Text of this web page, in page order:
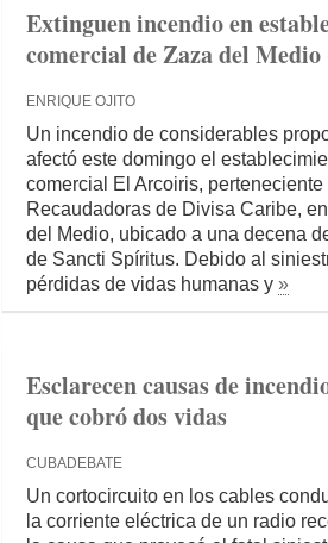
Extinguen incendio en
comercial de Zaza del
ENRIQUE OJITO
Un incendio de considerables
afectó este domingo el
comercial El Arcoiris,
Recaudadoras de Divisa Caribe,
del Medio, ubicado a una decena
de Sancti Spíritus. Debido al
pérdidas de vidas humanas y»
Esclarecen causas de
que cobró dos vidas
CUBADEBATE
Un cortocircuito en los cables
la corriente eléctrica de un radio